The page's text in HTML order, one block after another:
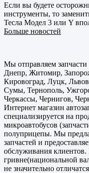
Если вы будете
инструменты, то
Тесла Модел 3 или Y
Больше новостей
Мы отправляем
Днепр, Житомир,
Кировоград, Луцк,
Сумы, Тернополь,
Черкассы, Чернигов,
Интернет магазин
специализируется на
микроавтобусов
полуприцепы. Мы
запчастей и
обслуживания
гривне(национальной
не значительно